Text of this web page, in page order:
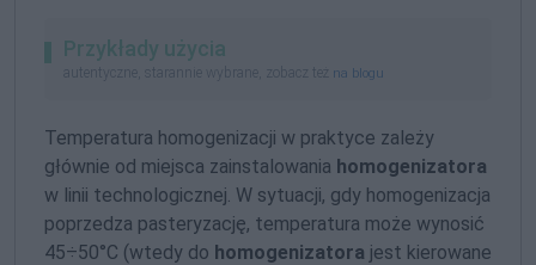
Przykłady użycia
autentyczne, starannie wybrane, zobacz też na blogu
Temperatura homogenizacji w praktyce zależy
głównie od miejsca zainstalowania homogenizatora
w linii technologicznej. W sytuacji, gdy homogenizacja
poprzedza pasteryzację, temperatura może wynosić
45÷50°C (wtedy do homogenizatora jest kierowane